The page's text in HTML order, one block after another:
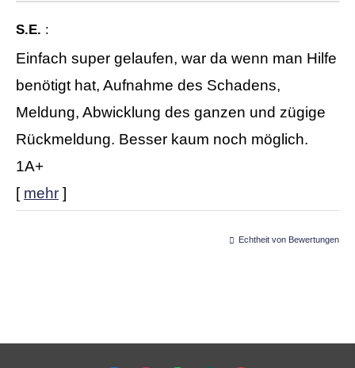
S.E. :
Einfach super gelaufen, war da wenn man Hilfe
benötigt hat, Aufnahme des Schadens,
Meldung, Abwicklung des ganzen und zügige
Rückmeldung. Besser kaum noch möglich.
1A+
[ mehr ]
Echtheit von Bewertungen